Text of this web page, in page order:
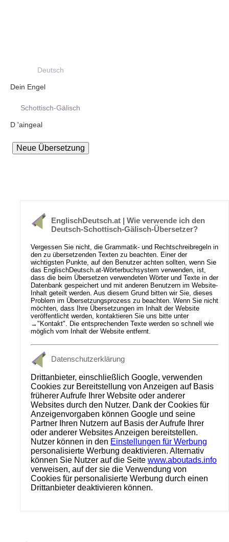
Deutsch
Dein Engel
Schottisch-Gälisch
D 'aingeal
EnglischDeutsch.at | Wie verwende ich den
Deutsch-Schottisch-Gälisch-Übersetzer?
Vergessen Sie nicht, die Grammatik- und Rechtschreibregeln in
den zu übersetzenden Texten zu beachten. Einer der
wichtigsten Punkte, auf den Benutzer achten sollten, wenn Sie
das EnglischDeutsch.at-Wörterbuchsystem verwenden, ist,
dass die beim Übersetzen verwendeten Wörter und Texte in der
Datenbank gespeichert und mit anderen Benutzern im Website-
Inhalt geteilt werden. Aus diesem Grund bitten wir Sie, dieses
Problem im Übersetzungsprozess zu beachten. Wenn Sie nicht
möchten, dass Ihre Übersetzungen im Inhalt der Website
veröffentlicht werden, kontaktieren Sie uns bitte unter
→"Kontakt" . Die entsprechenden Texte werden so schnell wie
möglich vom Inhalt der Website entfernt.
Datenschutzerklärung
Drittanbieter, einschließlich Google, verwenden
Cookies zur Bereitstellung von Anzeigen auf Basis
früherer Aufrufe Ihrer Website oder anderer
Websites durch den Nutzer. Dank der Cookies für
Anzeigenvorgaben können Google und seine
Partner Ihren Nutzern auf Basis der Aufrufe Ihrer
oder anderer Websites Anzeigen bereitstellen.
Nutzer können in den Einstellungen für Werbung
personalisierte Werbung deaktivieren. Alternativ
können Sie Nutzer auf die Seite www.aboutads.info
verweisen, auf der sie die Verwendung von
Cookies für personalisierte Werbung durch einen
Drittanbieter deaktivieren können.